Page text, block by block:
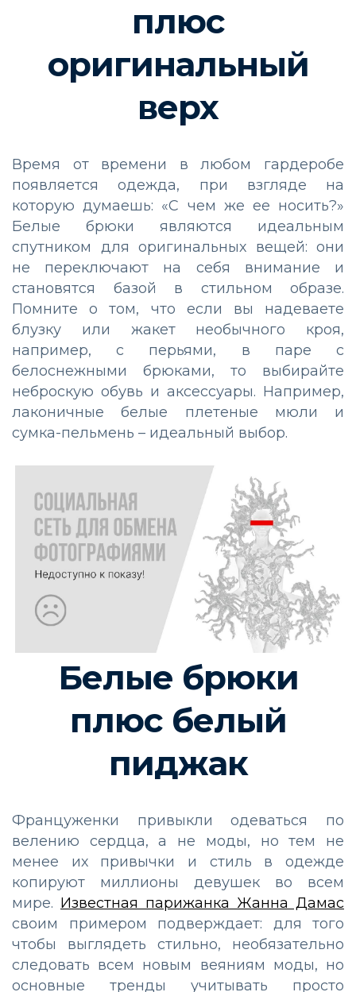
плюс
оригинальный
верх
Время от времени в любом гардеробе
появляется одежда, при взгляде на
которую думаешь: «С чем же ее носить?»
Белые брюки являются идеальным
спутником для оригинальных вещей: они
не переключают на себя внимание и
становятся базой в стильном образе.
Помните о том, что если вы надеваете
блузку или жакет необычного кроя,
например, с перьями, в паре с
белоснежными брюками, то выбирайте
неброскую обувь и аксессуары. Например,
лаконичные белые плетеные мюли и
сумка-пельмень – идеальный выбор.
Белые брюки
плюс белый
пиджак
Француженки привыкли одеваться по
велению сердца, а не моды, но тем не
менее их привычки и стиль в одежде
копируют миллионы девушек во всем
мире. Известная парижанка Жанна Дамас
своим примером подверждает: для того
чтобы выглядеть стильно, необязательно
следовать всем новым веяниям моды, но
основные тренды учитывать просто